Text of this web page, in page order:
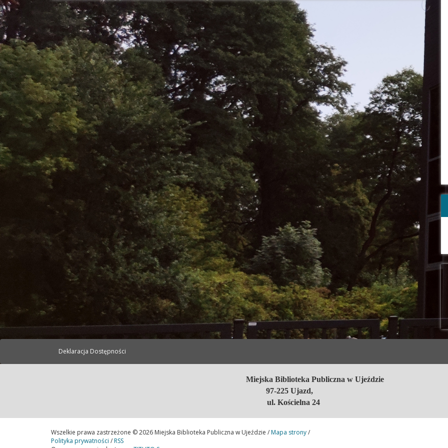
Pijawki Inne nieinwazyjne, naturalne techniki terapeutyczne Naszym
wyjątkowym gościem będzie Pani Monika Ozimowska – pasjonatka
i praktyk terapii naturalnych, która podzieli się swoją wiedzą i
doświadczeniem.Zabierz koleżankę, mamę, siostrę – albo po prostu
przyjdź dla siebie. Do zobaczenia w bibliotece!
Deklaracja Dostępności
Miejska Biblioteka Publiczna w Ujeździe
97-225 Ujazd,
ul. Kościelna 24
Wszelkie prawa zastrzeżone © 2026 Miejska Biblioteka Publiczna w Ujeździe /Mapa strony/
Polityka prywatności /RSS